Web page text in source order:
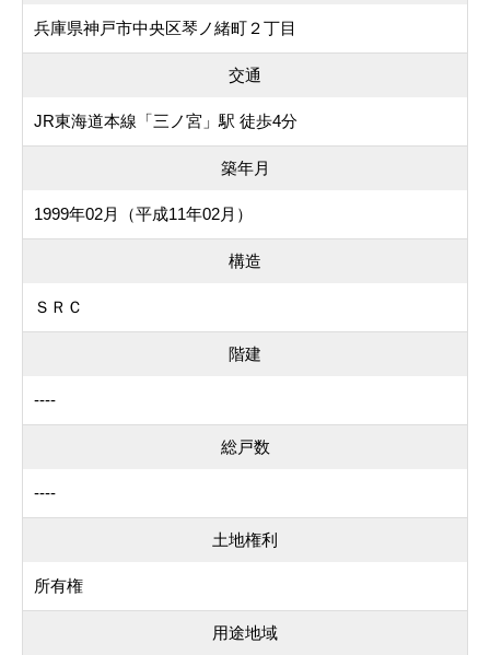
兵庫県神戸市中央区琴ノ緒町２丁目
交通
JR東海道本線「三ノ宮」駅 徒歩4分
築年月
1999年02月（平成11年02月）
構造
ＳＲＣ
階建
----
総戸数
----
土地権利
所有権
用途地域